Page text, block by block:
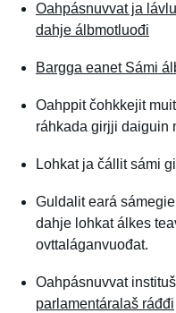
Oahpásnuvvat ja
dahje álbmotluođi
Bargga eanet Sámi
Oahppit čohkkejit
ráhkada girjji daiguin
Lohkat ja čállit sámi
Guldalit eará
dahje lohkat álkes
ovttaláganvuođat.
Oahpásnuvvat
parlamentáralaš ráđđi